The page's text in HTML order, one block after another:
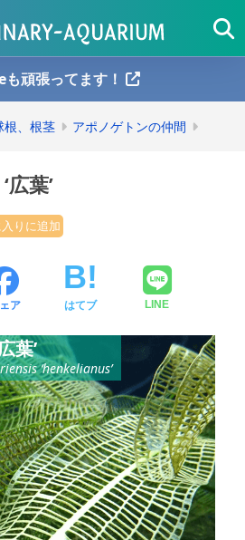
頑張ってます！
根、根茎 アポノゲトンの仲間
葉’
りに追加
ア はてブ LINE
葉’
‘henkelianus’